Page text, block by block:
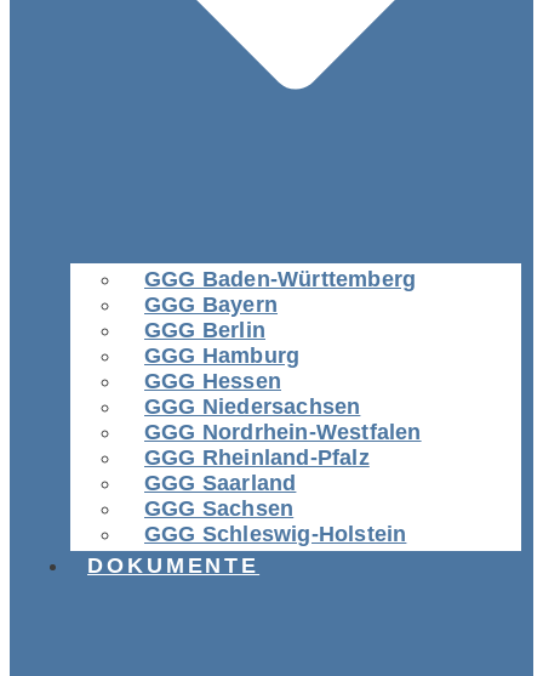
GGG Baden-Württemberg
GGG Bayern
GGG Berlin
GGG Hamburg
GGG Hessen
GGG Niedersachsen
GGG Nordrhein-Westfalen
GGG Rheinland-Pfalz
GGG Saarland
GGG Sachsen
GGG Schleswig-Holstein
DOKUMENTE